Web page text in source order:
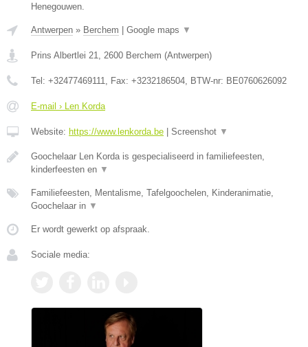
Henegouwen.
Antwerpen » Berchem Google maps ▼
Prins Albertlei 21, 2600 Berchem (Antwerpen)
Tel: +32477469111, Fax: +3232186504, BTW-nr: BE0760626092
E-mail › Len Korda
Website: https://www.lenkorda.be Screenshot ▼
Goochelaar Len Korda is gespecialiseerd in familiefeesten,
kinderfeesten en ▼
Familiefeesten, Mentalisme, Tafelgoochelen, Kinderanimatie,
Goochelaar in ▼
Er wordt gewerkt op afspraak.
Sociale media: